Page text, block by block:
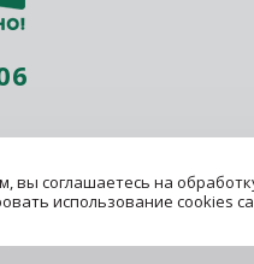
вы соглашаетесь на
использование cookies